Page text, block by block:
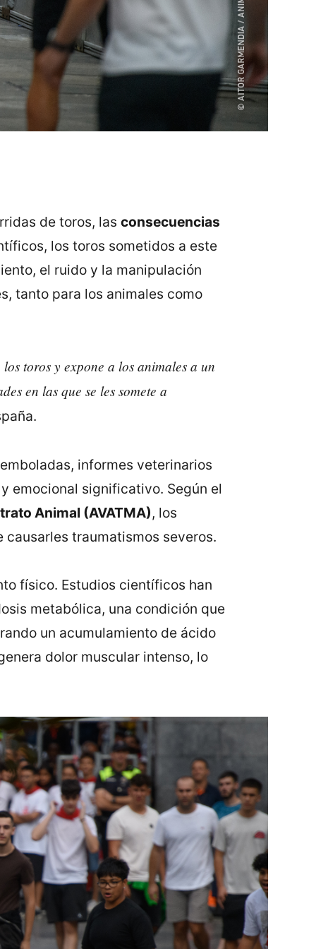
de toros, las consecuencias
los toros sometidos a este
el ruido y la manipulación
tanto para los animales como
toros y expone a los animales a un
en las que se les somete a
informes veterinarios
emocional significativo. Según el
Animal (AVATMA), los
traumatismos severos.
físico. Estudios científicos han
metabólica, una condición que
un acumulamiento de ácido
dolor muscular intenso, lo